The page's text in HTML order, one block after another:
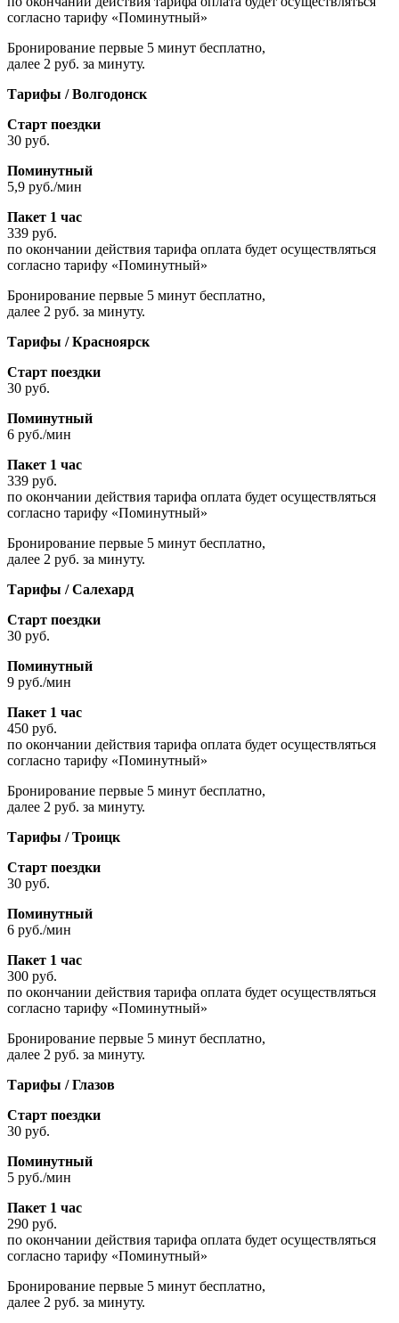
согласно тарифу «Поминутный»
Бронирование первые 5 минут бесплатно,
далее 2 руб. за минуту.
Тарифы / Волгодонск
Старт поездки
30 руб.
Поминутный
5,9 руб./мин
Пакет 1 час
339 руб.
по окончании действия тарифа оплата будет осуществляться
согласно тарифу «Поминутный»
Бронирование первые 5 минут бесплатно,
далее 2 руб. за минуту.
Тарифы / Красноярск
Старт поездки
30 руб.
Поминутный
6 руб./мин
Пакет 1 час
339 руб.
по окончании действия тарифа оплата будет осуществляться
согласно тарифу «Поминутный»
Бронирование первые 5 минут бесплатно,
далее 2 руб. за минуту.
Тарифы / Салехард
Старт поездки
30 руб.
Поминутный
9 руб./мин
Пакет 1 час
450 руб.
по окончании действия тарифа оплата будет осуществляться
согласно тарифу «Поминутный»
Бронирование первые 5 минут бесплатно,
далее 2 руб. за минуту.
Тарифы / Троицк
Старт поездки
30 руб.
Поминутный
6 руб./мин
Пакет 1 час
300 руб.
по окончании действия тарифа оплата будет осуществляться
согласно тарифу «Поминутный»
Бронирование первые 5 минут бесплатно,
далее 2 руб. за минуту.
Тарифы / Глазов
Старт поездки
30 руб.
Поминутный
5 руб./мин
Пакет 1 час
290 руб.
по окончании действия тарифа оплата будет осуществляться
согласно тарифу «Поминутный»
Бронирование первые 5 минут бесплатно,
далее 2 руб. за минуту.